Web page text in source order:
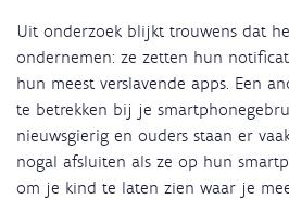
Uit onderzoek blijkt trouwens dat
ondernemen: ze zetten hun
hun meest verslavende apps. Een
te betrekken bij je
nieuwsgierig en ouders staan er
nogal afsluiten als ze op hun
om je kind te laten zien waar je